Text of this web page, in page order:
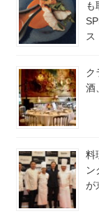
も
ス
ク
酒
料
ン
が